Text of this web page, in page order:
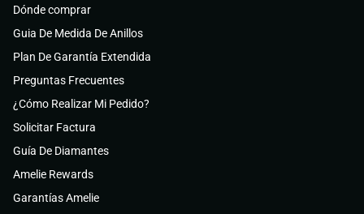
Dónde comprar
Guia De Medida De Anillos
Plan De Garantía Extendida
Preguntas Frecuentes
¿Cómo Realizar Mi Pedido?
Solicitar Factura
Guía De Diamantes
Amelie Rewards
Garantías Amelie